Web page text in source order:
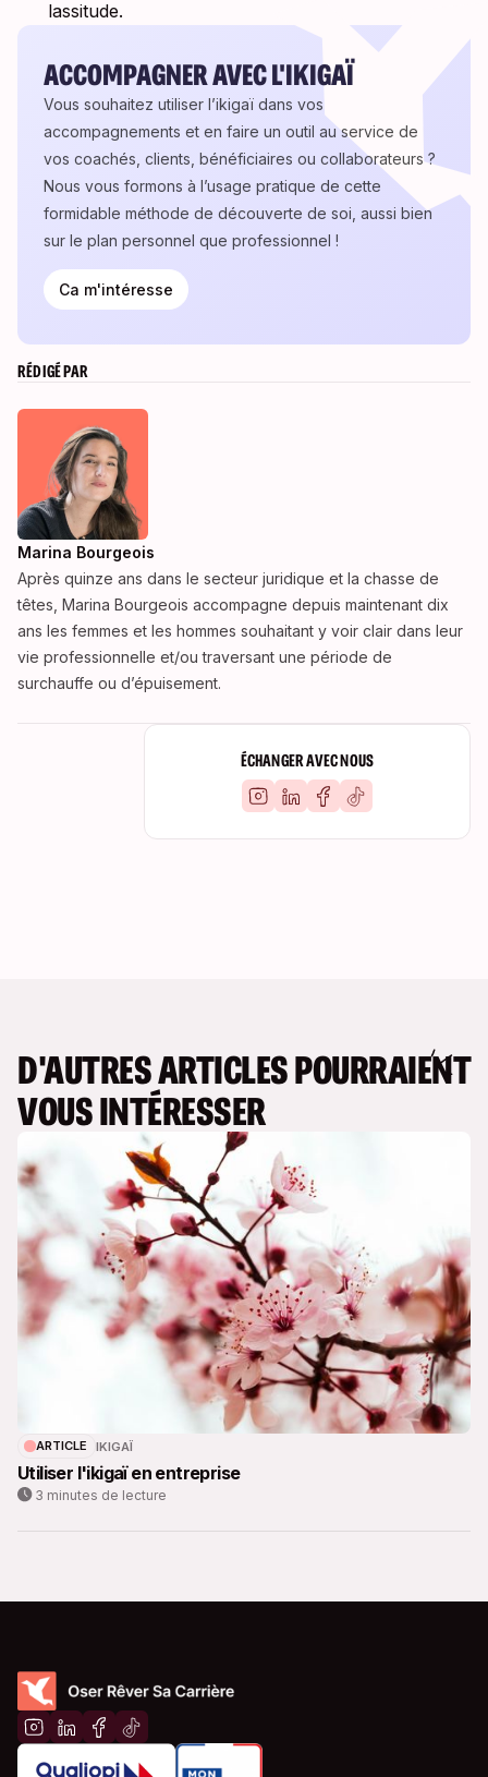
ÉCHANGER AVEC NOUS
lassitude.
ACCOMPAGNER AVEC L'IKIGAÏ
Vous souhaitez utiliser l’ikigaï dans vos
accompagnements et en faire un outil au service de
vos coachés, clients, bénéficiaires ou collaborateurs ?
Nous vous formons à l’usage pratique de cette
formidable méthode de découverte de soi, aussi bien
sur le plan personnel que professionnel !
Ca m'intéresse
RÉDIGÉ PAR
Marina Bourgeois
Après quinze ans dans le secteur juridique et la chasse de
têtes, Marina Bourgeois accompagne depuis maintenant dix
ans les femmes et les hommes souhaitant y voir clair dans leur
vie professionnelle et/ou traversant une période de
surchauffe ou d’épuisement.
D'AUTRES ARTICLES POURRAIENT
VOUS INTÉRESSER
ARTICLE IKIGAÏ
Utiliser l'ikigaï en entreprise
3 minutes de lecture